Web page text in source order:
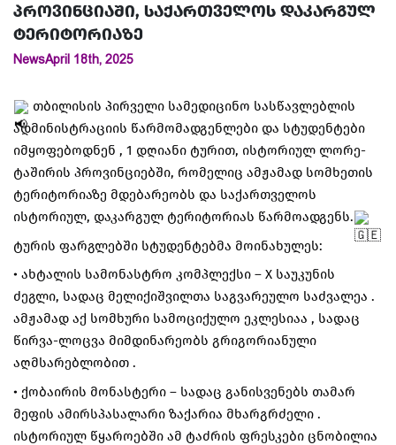
პროვინციაში, საქართველოს დაკარგულ
ტერიტორიაზე
NewsApril 18th, 2025
თბილისის პირველი სამედიცინო სასწავლებლის
ადმინისტრაციის წარმომადგენლები და სტუდენტები
იმყოფებოდნენ , 1 დღიანი ტურით, ისტორიულ ლორე-
ტაშირის პროვინციებში, რომელიც ამჟამად სომხეთის
ტერიტორიაზე მდებარეობს და საქართველოს
ისტორიულ, დაკარგულ ტერიტორიას წარმოადგენს.
ტურის ფარგლებში სტუდენტებმა მოინახულეს:
• ახტალის სამონასტრო კომპლექსი – X საუკუნის
ძეგლი, სადაც მელიქიშვილთა საგვარეულო საძვალეა .
ამჟამად აქ სომხური სამოციქულო ეკლესიაა , სადაც
წირვა-ლოცვა მიმდინარეობს გრიგორიანული
აღმსარებლობით .
• ქობაირის მონასტერი – სადაც განისვენებს თამარ
მეფის ამირსპასალარი ზაქარია მხარგრძელი .
ისტორიულ წყაროებში ამ ტაძრის ფრესკები ცნობილია